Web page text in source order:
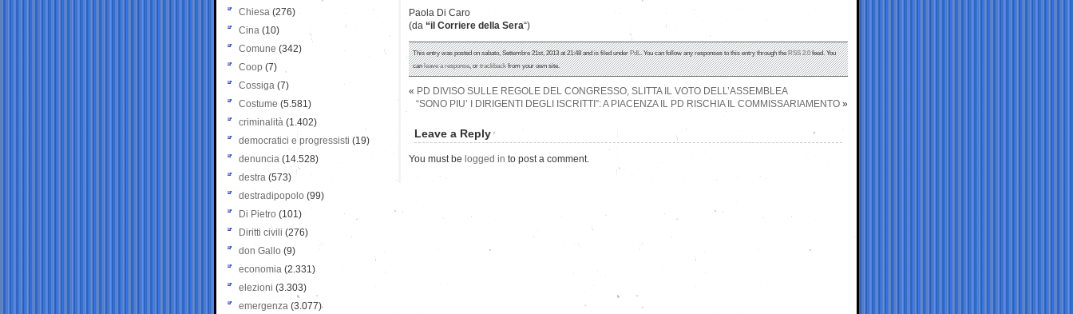
Paola Di Caro
(da “il Corriere della Sera“)
This entry was posted on sabato, Settembre 21st, 2013 at 21:48 and is filed underPdL. You can follow any responses to this entry through theRSS 2.0feed. You
canleave a response, ortrackbackfrom your own site.
« PD DIVISO SULLE REGOLE DEL CONGRESSO, SLITTA IL VOTO DELL’ASSEMBLEA
“SONO PIU’ I DIRIGENTI DEGLI ISCRITTI”: A PIACENZA IL PD RISCHIA IL COMMISSARIAMENTO »
Leave a Reply
You must be logged in to post a comment.
Chiesa (276)
Cina (10)
Comune (342)
Coop (7)
Cossiga (7)
Costume (5.581)
criminalità (1.402)
democratici e progressisti (19)
denuncia (14.528)
destra (573)
destradipopolo (99)
Di Pietro (101)
Diritti civili (276)
don Gallo (9)
economia (2.331)
elezioni (3.303)
emergenza (3.077)